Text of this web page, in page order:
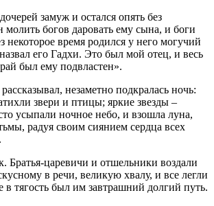
замуж и остался опять без
молить богов даровать ему сына, и боги
некоторое время родился у него могучий
его Гадхи. Это был мой отец, и весь
был ему подвластен».
незаметно подкралась ночь:
звери и птицы; яркие звезды –
усыпали ночное небо, и взошла луна,
радуя своим сиянием сердца всех
Братья-царевичи и отшельники воздали
в речи, великую хвалу, и все легли
в тягость был им завтрашний долгий путь.